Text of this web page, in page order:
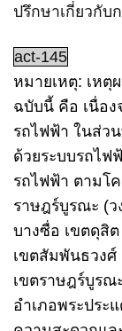
ปรึกษาเกี่ยวกับ
act-145
หมายเหตุ: เหตุ
ฉบับนี้ คือ เนื่อง
รถไฟฟ้า ในส่ว
ด้วยระบบรถไฟ
รถไฟฟ้า ตามโ
ราษฎร์บูรณะ (
บางซื่อ เขตดุสิ
เขตสัมพันธวงศ์
เขตราษฎร์บูรณ
อำเภอพระประ